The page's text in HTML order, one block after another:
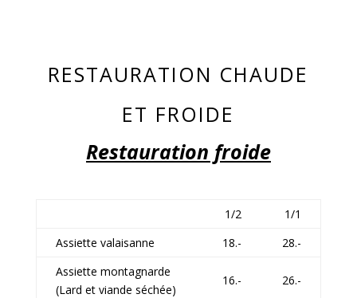
RESTAURATION CHAUDE
ET FROIDE
Restauration froide
1/2
1/1
Assiette valaisanne
18.-
28.-
Assiette montagnarde
(Lard et viande séchée)
16.- 26.-